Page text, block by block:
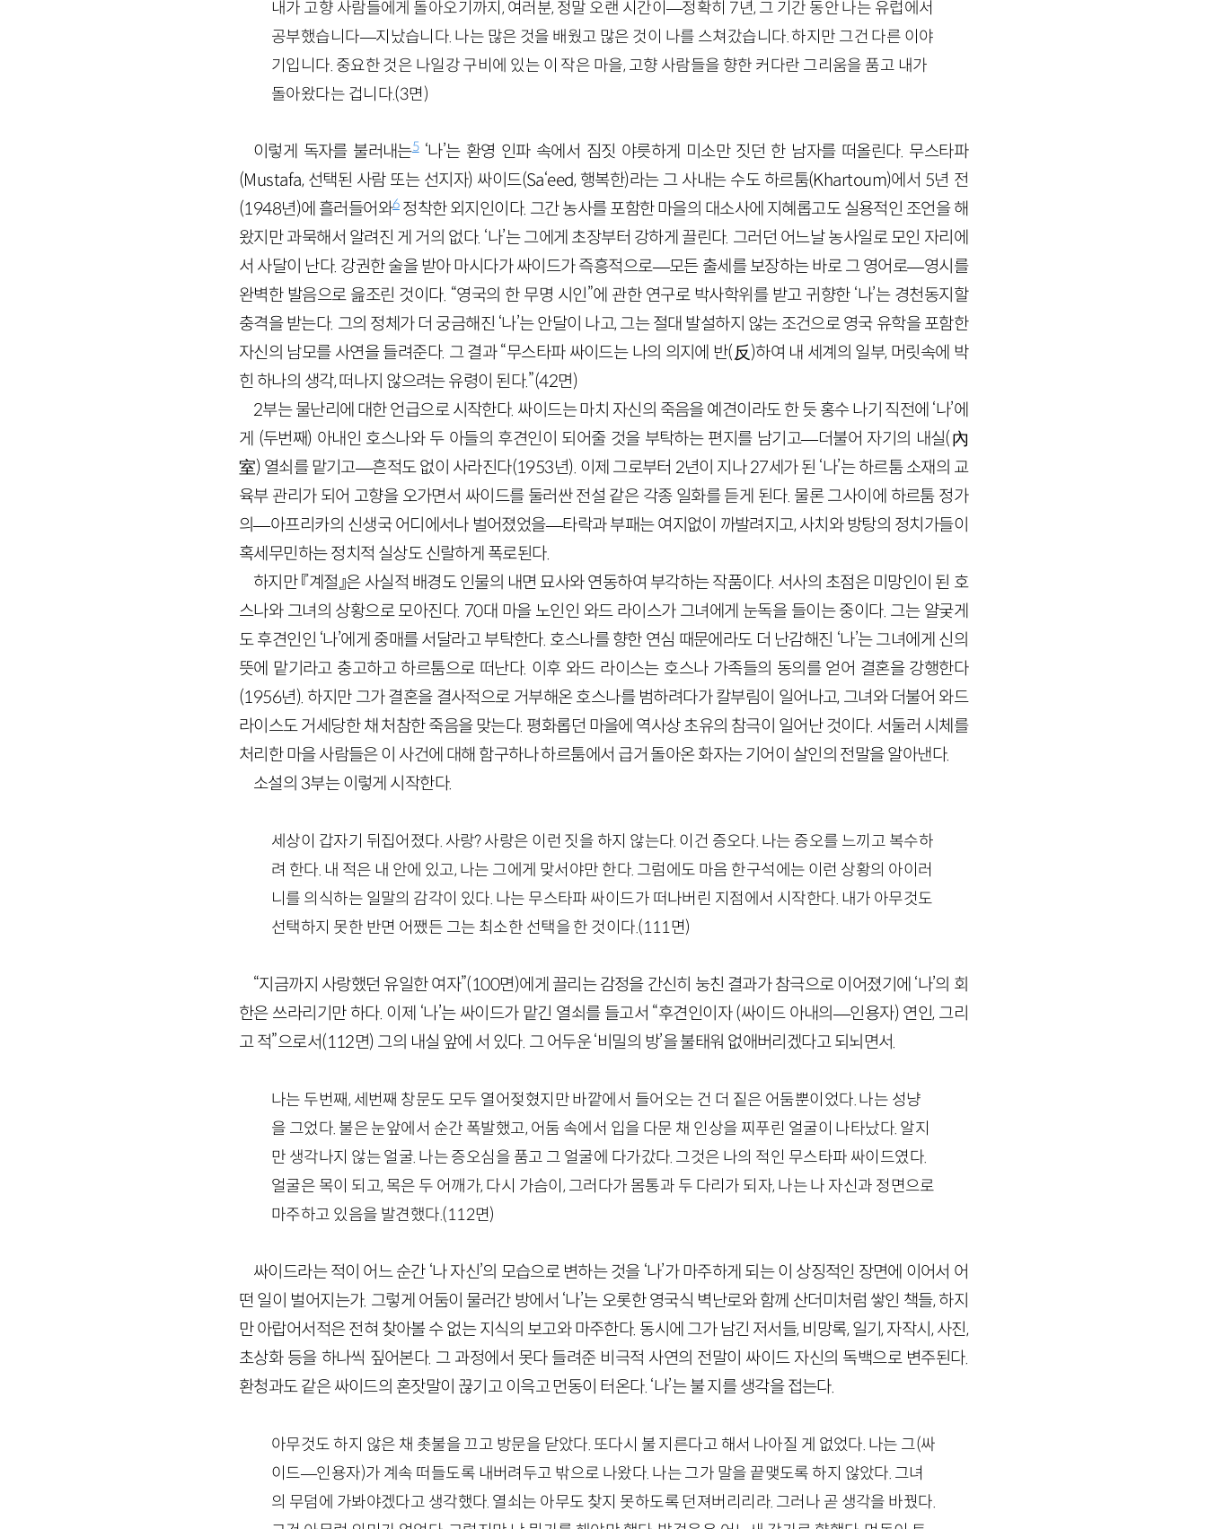
내가 고향 사람들에게 돌아오기까지, 여러분, 정말 오랜 시간이—정확히 7년, 그 기간 동안 나는 유럽에서
공부했습니다—지났습니다. 나는 많은 것을 배웠고 많은 것이 나를 스쳐갔습니다. 하지만 그건 다른 이야
기입니다. 중요한 것은 나일강 구비에 있는 이 작은 마을, 고향 사람들을 향한 커다란 그리움을 품고 내가
돌아왔다는 겁니다.(3면)
이렇게 독자를 불러내는5‘나’는 환영 인파 속에서 짐짓 야릇하게 미소만 짓던 한 남자를 떠올린다. 무스타파
(Mustafa, 선택된 사람 또는 선지자) 싸이드(Sa‘eed, 행복한)라는 그 사내는 수도 하르툼(Khartoum)에서 5년 전
(1948년)에 흘러들어와6정착한 외지인이다. 그간 농사를 포함한 마을의 대소사에 지혜롭고도 실용적인 조언을 해
왔지만 과묵해서 알려진 게 거의 없다. ‘나’는 그에게 초장부터 강하게 끌린다. 그러던 어느날 농사일로 모인 자리에
서 사달이 난다. 강권한 술을 받아 마시다가 싸이드가 즉흥적으로—모든 출세를 보장하는 바로 그 영어로—영시를
완벽한 발음으로 읊조린 것이다. “영국의 한 무명 시인”에 관한 연구로 박사학위를 받고 귀향한 ‘나’는 경천동지할
충격을 받는다. 그의 정체가 더 궁금해진 ‘나’는 안달이 나고, 그는 절대 발설하지 않는 조건으로 영국 유학을 포함한
자신의 남모를 사연을 들려준다. 그 결과 “무스타파 싸이드는 나의 의지에 반(反)하여 내 세계의 일부, 머릿속에 박
힌 하나의 생각, 떠나지 않으려는 유령이 된다.”(42면)
2부는 물난리에 대한 언급으로 시작한다. 싸이드는 마치 자신의 죽음을 예견이라도 한 듯 홍수 나기 직전에 ‘나’에
게 (두번째) 아내인 호스나와 두 아들의 후견인이 되어줄 것을 부탁하는 편지를 남기고—더불어 자기의 내실(內
室) 열쇠를 맡기고—흔적도 없이 사라진다(1953년). 이제 그로부터 2년이 지나27세가 된 ‘나’는 하르툼 소재의 교
육부 관리가 되어 고향을 오가면서 싸이드를 둘러싼 전설 같은 각종 일화를 듣게 된다. 물론 그사이에 하르툼 정가
의—아프리카의 신생국 어디에서나 벌어졌었을—타락과 부패는 여지없이 까발려지고, 사치와 방탕의 정치가들이
혹세무민하는 정치적 실상도 신랄하게 폭로된다.
하지만 『계절』은 사실적 배경도 인물의 내면 묘사와 연동하여 부각하는 작품이다. 서사의 초점은 미망인이 된 호
스나와 그녀의 상황으로 모아진다. 70대 마을 노인인 와드 라이스가 그녀에게 눈독을 들이는 중이다. 그는 얄궂게
도 후견인인 ‘나’에게 중매를 서달라고 부탁한다. 호스나를 향한 연심 때문에라도 더 난감해진 ‘나’는 그녀에게 신의
뜻에 맡기라고 충고하고 하르툼으로 떠난다. 이후 와드 라이스는 호스나 가족들의 동의를 얻어 결혼을 강행한다
(1956년). 하지만 그가 결혼을 결사적으로 거부해온 호스나를 범하려다가 칼부림이 일어나고, 그녀와 더불어 와드
라이스도 거세당한 채 처참한 죽음을 맞는다. 평화롭던 마을에 역사상 초유의 참극이 일어난 것이다. 서둘러 시체를
처리한 마을 사람들은 이 사건에 대해 함구하나 하르툼에서 급거 돌아온 화자는 기어이 살인의 전말을 알아낸다.
소설의 3부는 이렇게 시작한다.
세상이 갑자기 뒤집어졌다. 사랑? 사랑은 이런 짓을 하지 않는다. 이건 증오다. 나는 증오를 느끼고 복수하
려 한다. 내 적은 내 안에 있고, 나는 그에게 맞서야만 한다. 그럼에도 마음 한구석에는 이런 상황의 아이러
니를 의식하는 일말의 감각이 있다. 나는 무스타파 싸이드가 떠나버린 지점에서 시작한다. 내가 아무것도
선택하지 못한 반면 어쨌든 그는 최소한 선택을 한 것이다.(111면)
“지금까지 사랑했던 유일한 여자”(100면)에게 끌리는 감정을 간신히 눙친 결과가 참극으로 이어졌기에 ‘나’의 회
한은 쓰라리기만 하다. 이제 ‘나’는 싸이드가 맡긴 열쇠를 들고서 “후견인이자(싸이드 아내의—인용자) 연인, 그리
고 적”으로서(112면) 그의 내실 앞에 서 있다. 그 어두운 ‘비밀의 방’을 불태워 없애버리겠다고 되뇌면서.
나는 두번째, 세번째 창문도 모두 열어젖혔지만 바깥에서 들어오는 건 더 짙은 어둠뿐이었다. 나는 성냥
을 그었다. 불은 눈앞에서 순간 폭발했고, 어둠 속에서 입을 다문 채 인상을 찌푸린 얼굴이 나타났다. 알지
만 생각나지 않는 얼굴. 나는 증오심을 품고 그 얼굴에 다가갔다. 그것은 나의 적인 무스타파 싸이드였다.
얼굴은 목이 되고, 목은 두 어깨가, 다시 가슴이, 그러다가 몸통과 두 다리가 되자, 나는 나 자신과 정면으로
마주하고 있음을 발견했다.(112면)
싸이드라는 적이 어느 순간 ‘나 자신’의 모습으로 변하는 것을 ‘나’가 마주하게 되는 이 상징적인 장면에 이어서 어
떤 일이 벌어지는가. 그렇게 어둠이 물러간 방에서 ‘나’는 오롯한 영국식 벽난로와 함께 산더미처럼 쌓인 책들, 하지
만 아랍어서적은 전혀 찾아볼 수 없는 지식의 보고와 마주한다. 동시에 그가 남긴 저서들, 비망록, 일기, 자작시, 사진,
초상화 등을 하나씩 짚어본다. 그 과정에서 못다 들려준 비극적 사연의 전말이 싸이드 자신의 독백으로 변주된다.
환청과도 같은 싸이드의 혼잣말이 끊기고 이윽고 먼동이 터온다. ‘나’는 불 지를 생각을 접는다.
아무것도 하지 않은 채 촛불을 끄고 방문을 닫았다. 또다시 불 지른다고 해서 나아질 게 없었다. 나는 그(싸
이드—인용자)가 계속 떠들도록 내버려두고 밖으로 나왔다. 나는 그가 말을 끝맺도록 하지 않았다. 그녀
의 무덤에 가봐야겠다고 생각했다. 열쇠는 아무도 찾지 못하도록 던져버리리라. 그러나 곧 생각을 바꿨다.